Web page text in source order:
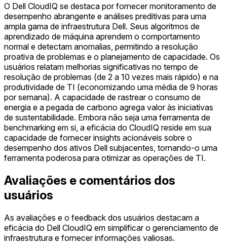
O Dell CloudIQ se destaca por fornecer monitoramento de
desempenho abrangente e análises preditivas para uma
ampla gama de infraestrutura Dell. Seus algoritmos de
aprendizado de máquina aprendem o comportamento
normal e detectam anomalias, permitindo a resolução
proativa de problemas e o planejamento de capacidade. Os
usuários relatam melhorias significativas no tempo de
resolução de problemas (de 2 a 10 vezes mais rápido) e na
produtividade de TI (economizando uma média de 9 horas
por semana). A capacidade de rastrear o consumo de
energia e a pegada de carbono agrega valor às iniciativas
de sustentabilidade. Embora não seja uma ferramenta de
benchmarking em si, a eficácia do CloudIQ reside em sua
capacidade de fornecer insights acionáveis sobre o
desempenho dos ativos Dell subjacentes, tornando-o uma
ferramenta poderosa para otimizar as operações de TI.
Avaliações e comentários dos
usuários
As avaliações e o feedback dos usuários destacam a
eficácia do Dell CloudIQ em simplificar o gerenciamento de
infraestrutura e fornecer informações valiosas.